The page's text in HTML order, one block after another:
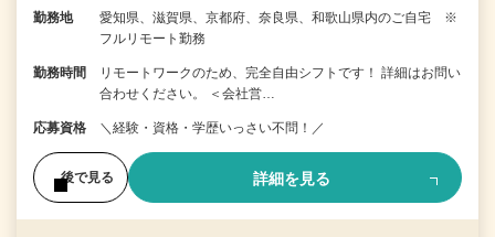
勤務地
愛知県、滋賀県、京都府、奈良県、和歌山県内のご自宅 ※
フルリモート勤務
勤務時間
リモートワークのため、完全自由シフトです！ 詳細はお問い
合わせください。 ＜会社営…
応募資格 ＼経験・資格・学歴いっさい不問！／
後で見る 詳細を見る